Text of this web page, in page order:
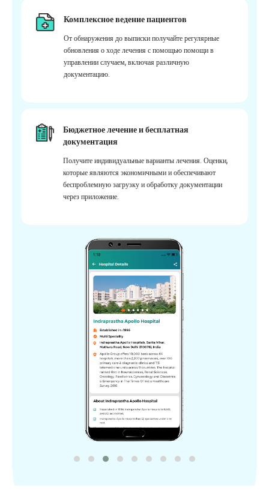
Комплексное ведение пациентов
От обнаружения до выписки получайте регулярные
обновления о ходе лечения с помощью помощи в
управлении случаем, включая различную
документацию.
Бюджетное лечение и бесплатная
документация
Получите индивидуальные варианты лечения. Оценки,
которые являются экономичными и обеспечивают
беспроблемную загрузку и обработку документации
через приложение.